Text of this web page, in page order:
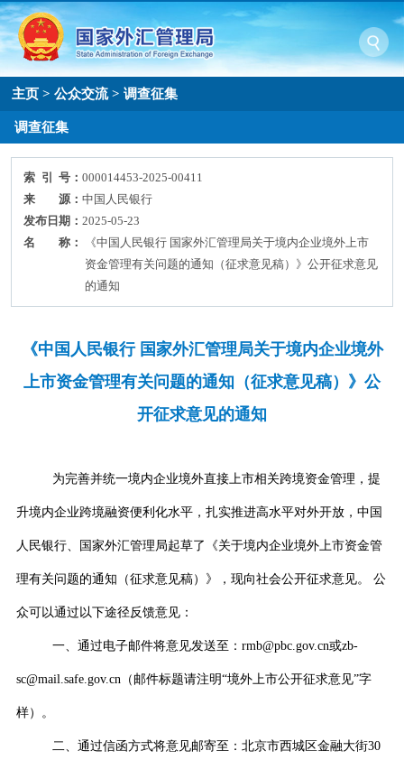
主页 >公众交流>调查征集
调查征集
索 引 号：000014453-2025-00411
来 源：中国人民银行
发布日期：2025-05-23
名 称：
《中国人民银行 国家外汇管理局关于境内企业境外上市
资金管理有关问题的通知（征求意见稿）》公开征求意见
的通知
《中国人民银行 国家外汇管理局关于境内企业境外
上市资金管理有关问题的通知（征求意见稿）》公
开征求意见的通知
为完善并统一境内企业境外直接上市相关跨境资金管理，提
升境内企业跨境融资便利化水平，扎实推进高水平对外开放，中国
人民银行、国家外汇管理局起草了《关于境内企业境外上市资金管
理有关问题的通知（征求意见稿）》，现向社会公开征求意见。 公
众可以通过以下途径反馈意见：
一、通过电子邮件将意见发送至： rmb@pbc.gov.cn或zb-
sc@mail.safe.gov.cn （邮件标题请注明“境外上市公开征求意见”字
样）。
二、通过信函方式将意见邮寄至：北京市西城区金融大街30